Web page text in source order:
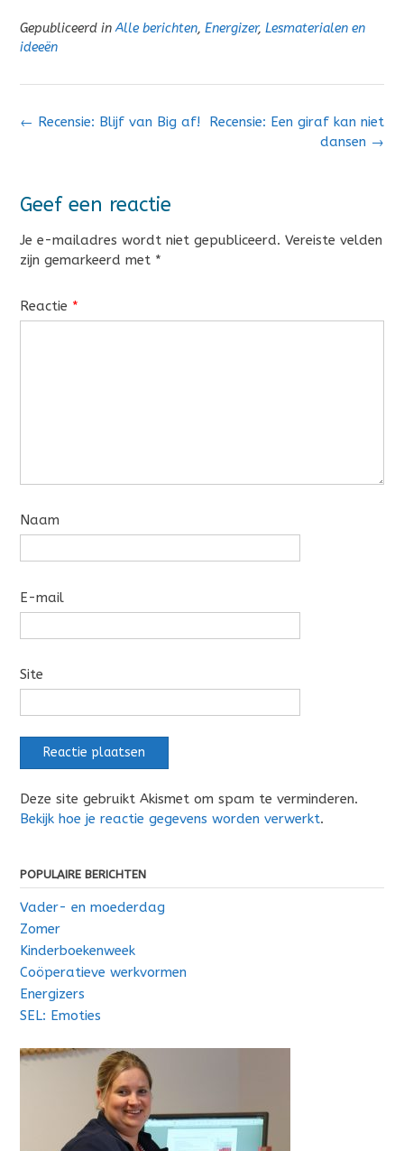
Gepubliceerd inAlle berichten, Energizer, Lesmaterialen en
ideeën
Bericht
Recensie: Een giraf kan niet
dansen →
← Recensie: Blijf van Big af!
Geef een reactie
Je e-mailadres wordt niet gepubliceerd. Vereiste velden
zijn gemarkeerd met *
Reactie *
Naam
E-mail
Site
Deze site gebruikt Akismet om spam te verminderen.
Bekijk hoe je reactie gegevens worden verwerkt.
POPULAIRE BERICHTEN
Vader- en moederdag
Zomer
Kinderboekenweek
Coöperatieve werkvormen
Energizers
SEL: Emoties